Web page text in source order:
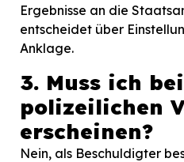
Ergebnisse an die
entscheidet über
Anklage.
3. Muss ich
polizeilichen
erscheinen?
Nein, als Beschuldigter